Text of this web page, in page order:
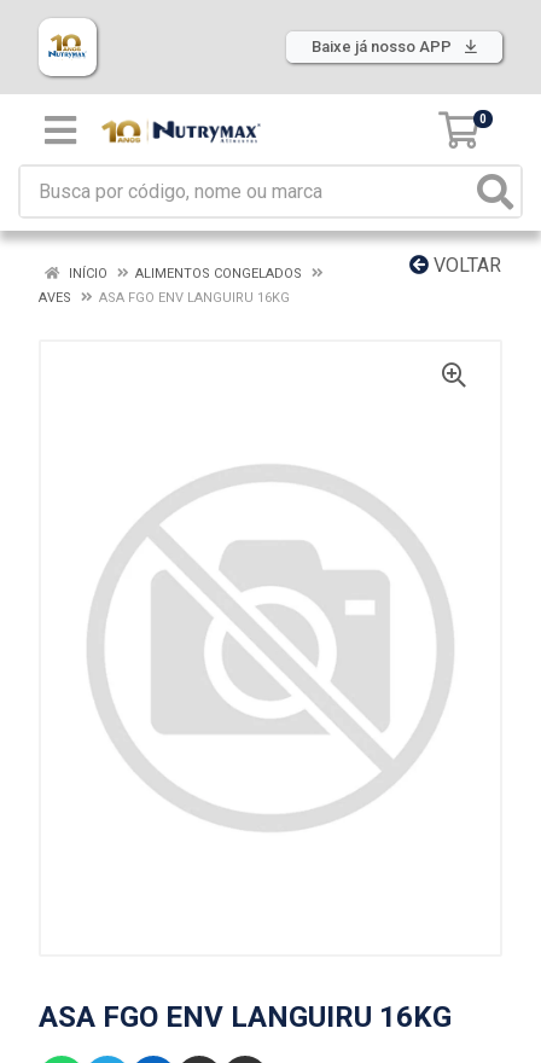
Baixe já nosso APP
0
VOLTAR
INÍCIO
ALIMENTOS CONGELADOS
AVES
ASA FGO ENV LANGUIRU 16KG
ASA FGO ENV LANGUIRU 16KG